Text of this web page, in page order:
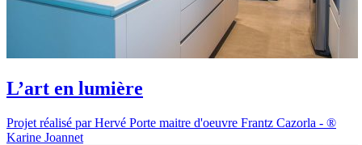
L’art en lumière
Projet réalisé par Hervé Porte maitre d'oeuvre Frantz Cazorla - ®
Karine Joannet